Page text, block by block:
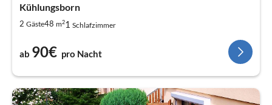
Kühlungsborn
2 Gäste48 m21 Schlafzimmer
ab 90€ pro Nacht